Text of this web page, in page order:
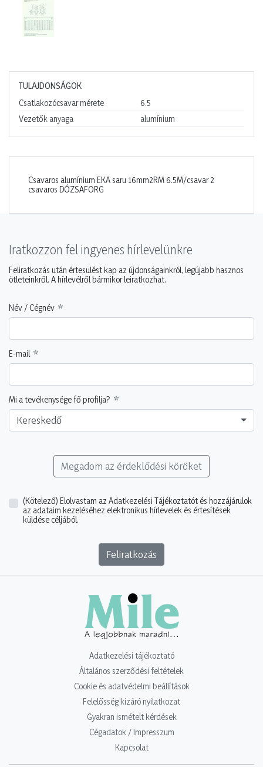
TULAJDONSÁGOK
Csatlakozócsavar mérete
6.5
Vezetők anyaga
alumínium
Csavaros alumínium EKA saru 16mm2RM 6.5M/csavar 2
csavaros DÓZSAFORG
Iratkozzon fel ingyenes hírlevelünkre
Feliratkozás után értesülést kap az újdonságainkról, legújabb hasznos
ötleteinkről. A hírlevélről bármikor leiratkozhat.
Név / Cégnév
E-mail
Mi a tevékenysége fő profilja?
Kereskedő
Megadom az érdeklődési köröket
(Kötelező) Elolvastam az Adatkezelési Tájékoztatót és hozzájárulok
az adataim kezeléséhez elektronikus hírlevelek és értesítések
küldése céljából.
Feliratkozás
Adatkezelési tájékoztató
Általános szerződési feltételek
Cookie és adatvédelmi beállítások
Felelősség kizáró nyilatkozat
Gyakran ismételt kérdések
Cégadatok / Impresszum
Kapcsolat